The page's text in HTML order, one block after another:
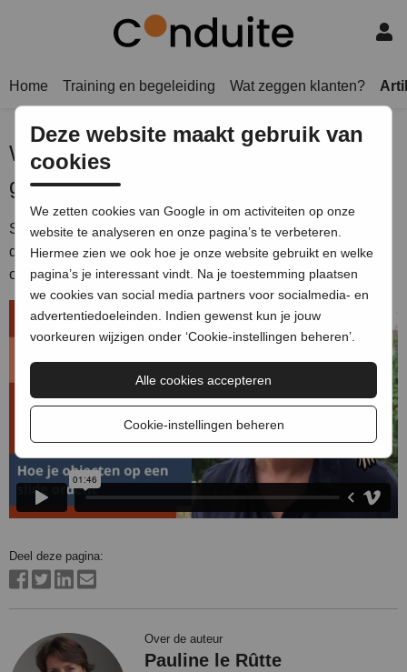
Home Training en begeleiding Wat zeggen klanten?
Waar is mijn vorm of afbeelding
gebleven?
Soms staan objecten achter andere objecten 'verstopt'. In
deze video zie je een handige manier om bij zo'n verstopt
object te komen zonder de andere objecten te verschuiven.
Deel deze pagina:
Over de auteur
Pauline le Rûtte
Deze website maakt gebruik van
cookies
We zetten cookies van Google in om activiteiten op onze
website te analyseren en onze pagina’s te verbeteren.
Hiermee zien we ook hoe je onze website gebruikt en welke
pagina’s je interessant vindt. Na je toestemming plaatsen
we cookies van social media partners voor socialmedia- en
advertentiedoeleinden. Indien gewenst kun je jouw
voorkeuren wijzigen onder ‘Cookie-instellingen beheren’.
Alle cookies accepteren
Cookie-instellingen beheren